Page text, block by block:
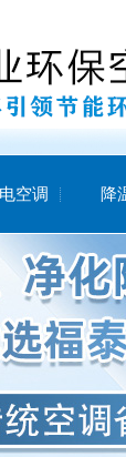
空调 降